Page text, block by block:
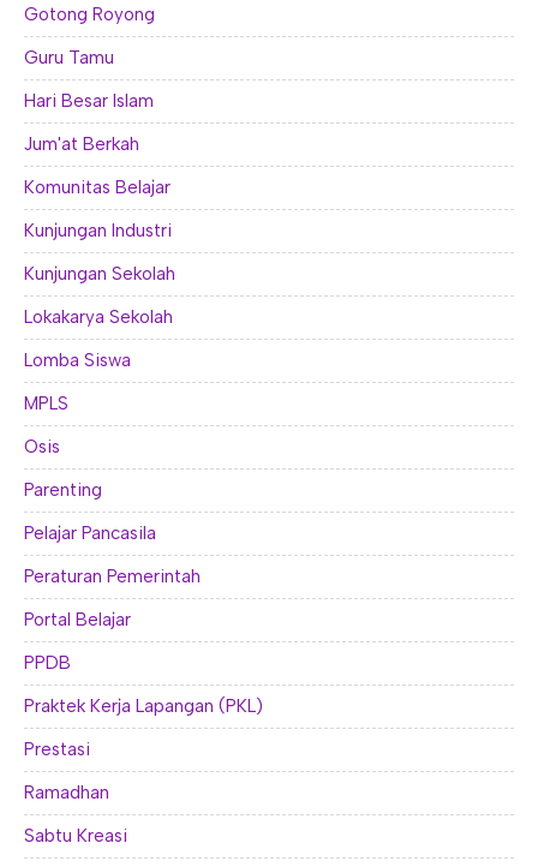
Gotong Royong
Guru Tamu
Hari Besar Islam
Jum'at Berkah
Komunitas Belajar
Kunjungan Industri
Kunjungan Sekolah
Lokakarya Sekolah
Lomba Siswa
MPLS
Osis
Parenting
Pelajar Pancasila
Peraturan Pemerintah
Portal Belajar
PPDB
Praktek Kerja Lapangan (PKL)
Prestasi
Ramadhan
Sabtu Kreasi